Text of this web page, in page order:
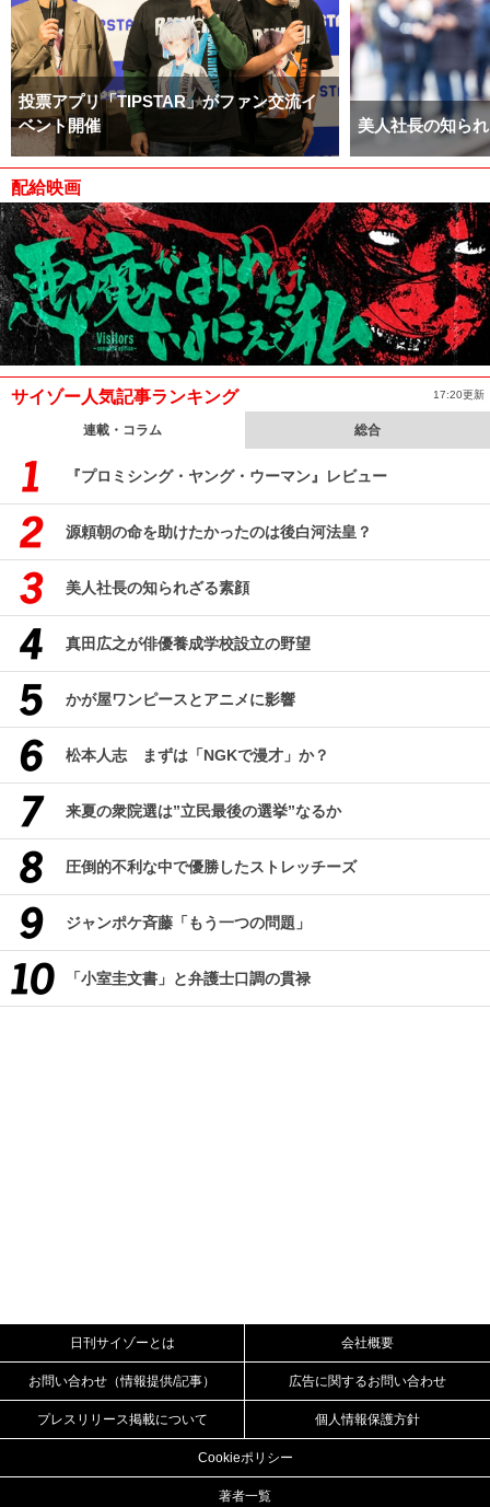
投票アプリ「TIPSTAR」がファン交流イ
ベント開催
美人社長の知ら
配給映画
サイゾー人気記事ランキング 17:20更新
連載・コラム 総合
『プロミシング・ヤング・ウーマン』レビュー
源頼朝の命を助けたかったのは後白河法皇？
美人社長の知られざる素顔
真田広之が俳優養成学校設立の野望
かが屋ワンピースとアニメに影響
松本人志 まずは「NGKで漫才」か？
来夏の衆院選は”立民最後の選挙”なるか
圧倒的不利な中で優勝したストレッチーズ
ジャンポケ斉藤「もう一つの問題」
「小室圭文書」と弁護士口調の貫禄
日刊サイゾーとは 会社概要
お問い合わせ（情報提供/記事） 広告に関するお問い合わせ
プレスリリース掲載について 個人情報保護方針
Cookieポリシー
著者一覧